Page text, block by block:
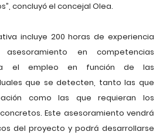
concluyó el concejal Olea.
incluye 200 horas de experiencia
en competencias
el empleo en función de las
que se detecten, tanto las que
como las que requieran los
Este asesoramiento vendrá
del proyecto y podrá desarrollarse